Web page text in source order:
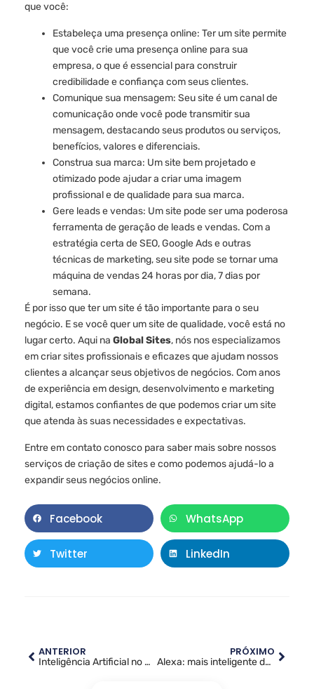
que você:
Estabeleça uma presença online: Ter um site permite
que você crie uma presença online para sua
empresa, o que é essencial para construir
credibilidade e confiança com seus clientes.
Comunique sua mensagem: Seu site é um canal de
comunicação onde você pode transmitir sua
mensagem, destacando seus produtos ou serviços,
benefícios, valores e diferenciais.
Construa sua marca: Um site bem projetado e
otimizado pode ajudar a criar uma imagem
profissional e de qualidade para sua marca.
Gere leads e vendas: Um site pode ser uma poderosa
ferramenta de geração de leads e vendas. Com a
estratégia certa de SEO, Google Ads e outras
técnicas de marketing, seu site pode se tornar uma
máquina de vendas 24 horas por dia, 7 dias por
semana.
É por isso que ter um site é tão importante para o seu
negócio. E se você quer um site de qualidade, você está no
lugar certo. Aqui na Global Sites, nós nos especializamos
em criar sites profissionais e eficazes que ajudam nossos
clientes a alcançar seus objetivos de negócios. Com anos
de experiência em design, desenvolvimento e marketing
digital, estamos confiantes de que podemos criar um site
que atenda às suas necessidades e expectativas.
Entre em contato conosco para saber mais sobre nossos
serviços de criação de sites e como podemos ajudá-lo a
expandir seus negócios online.
Facebook WhatsApp
Twitter LinkedIn
ANTERIOR
Inteligência Artificial no WordPress: Especialistas debatem a integração da tecnologia na plataforma
PRÓXIMO
Alexa: mais inteligente do que nunca com recursos de IA generativa